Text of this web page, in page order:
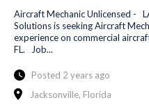
Aircraft Mechanic Unlicensed -
Solutions is seeking Aircraft
experience on commercial
FL. Job...
Posted 2 years ago
Jacksonville, Florida